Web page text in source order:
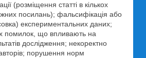
(розміщення статті в кількох
посилань); фальсифікація або
експериментальних даних;
помилок, що впливають на
дослідження; некоректно
порушення норм